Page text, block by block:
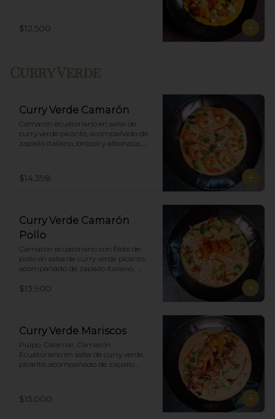
$12.500
Curry Verde
Curry Verde Camarón
Camarón ecuatoriano en salsa de
curry verde picante, acompañado de
zapallo italiano, brócoli y albahaca,
$14.398
Curry Verde Camarón
Pollo
Camarón ecuatoriano con filete de
pollo en salsa de curry verde picante,
acompañado de zapallo italiano,
arroz blanco.
$13.900
Curry Verde Mariscos
Pulpo, Calamar, Camarón
Ecuatoriano en salsa de curry verde
picante, acompañado de zapallo
$15.000